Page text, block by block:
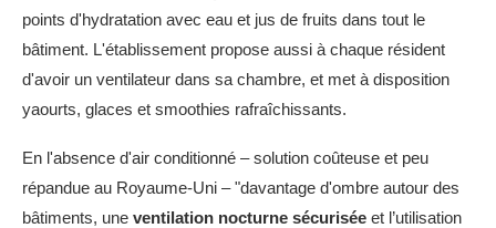
points d'hydratation avec eau et jus de fruits dans tout le
bâtiment. L'établissement propose aussi à chaque résident
d'avoir un ventilateur dans sa chambre, et met à disposition
yaourts, glaces et smoothies rafraîchissants.
En l'absence d'air conditionné – solution coûteuse et peu
répandue au Royaume-Uni – "davantage d'ombre autour des
bâtiments, une ventilation nocturne sécurisée et l’utilisation